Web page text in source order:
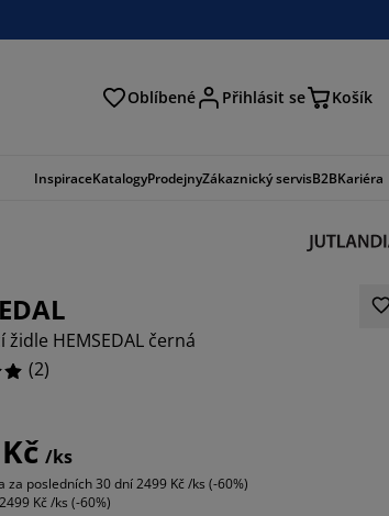
Oblíbené Přihlásit se Košík
InspiraceKatalogyProdejnyZákaznický servisB2BKariéra
židle HEMSEDAL černá
(2)
/ks
za posledních 30 dní2499 Kč /ks (-60%)
2499 Kč /ks (-60%)